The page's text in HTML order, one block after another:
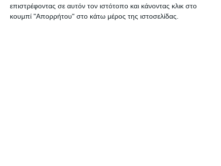
επιστρέφοντας σε αυτόν τον ιστότοπο και κάνοντας κλικ στο
κουμπί "Απορρήτου" στο κάτω μέρος της ιστοσελίδας.
εκατοντάδες χρόνια. Όλα αυτά μέχρι o Seth
Grahame-Smith να σκοντάψει στο Μυστικό